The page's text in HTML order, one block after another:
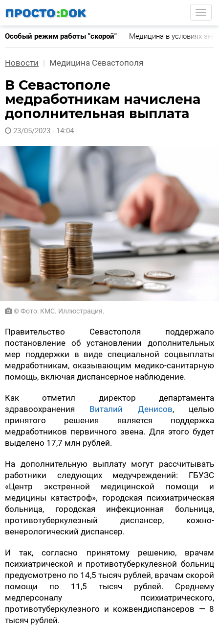
основному
содержанию
Особый режим работы "скорой" Медицина в условиях
Новости Медицина Севастополя
В Севастополе
медработникам начислена
дополнительная выплата
23/05/2023 - 14:04
© Фото: КМС. Иллюстрация.
Правительство Севастополя поддержало
постановление об установлении дополнительных
мер поддержки в виде специальной соцвыплаты
медработникам, оказывающим медико-санитарную
помощь, включая диспансерное наблюдение.
Как отметил директор департамента
здравоохранения Виталий Денисов, целью
принятого решения является поддержка
медработников первичного звена. Для этого будет
выделено 17,7 млн рублей.
На дополнительную выплату могут рассчитывать
работники следующих медучреждений: ГБУЗС
«Центр экстренной медицинской помощи и
медицины катастроф», городская психиатрическая
больница, городская инфекционная больница,
противотуберкулезный диспансер, кожно-
венерологический диспансер.
И так, согласно принятому решению, врачам
психиатрической и противотуберкулезной больниц
предусмотрено по 14,5 тысяч рублей, врачам скорой
помощи по 11,5 тысяч рублей. Среднему
медперсоналу психиатрического,
противотуберкулезного и кожвендиспансеров — 8
тысяч рублей.